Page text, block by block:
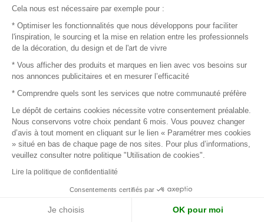
Afin de profiter au mieux de l'expérience MOM et de rentrer
en relation avec vos marques préférées, créez-vous un
compte.
Découvrir
Les produits de milliers de fournisseurs à
explorer
S'inspirer
Inspiration et sélections de produits tendances
Prises de contact rapides et simplifiées
Cela nous est nécessaire par exemple pour :
* Optimiser les fonctionnalités que nous développons pour faciliter
l'inspiration, le sourcing et la mise en relation entre les professionnels
de la décoration, du design et de l'art de vivre
* Vous afficher des produits et marques en lien avec vos besoins sur
nos annonces publicitaires et en mesurer l’efficacité
* Comprendre quels sont les services que notre communauté préfère
Le dépôt de certains cookies nécessite votre consentement préalable.
Nous conservons votre choix pendant 6 mois. Vous pouvez changer
d’avis à tout moment en cliquant sur le lien « Paramétrer mes cookies
» situé en bas de chaque page de nos sites. Pour plus d’informations,
veuillez consulter notre politique "Utilisation de cookies".
Lire la politique de confidentialité
Consentements certifiés par
Je choisis OK pour moi